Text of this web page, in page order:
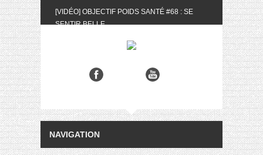
[VIDÉO] OBJECTIF POIDS SANTÉ #68 : SE
SENTIR BELLE
BIOTYFULL BOX DU MOIS DE MAI 2024 FEAT.
[VIDÉO] QUITOQUE #10 : MEAL PREP &
CONVIVIALITÉ
[VIDÉO] UNBOXING : LES MY LITTLE &
BIOTYFULL BOX DU MOIS D’AVRIL 2024